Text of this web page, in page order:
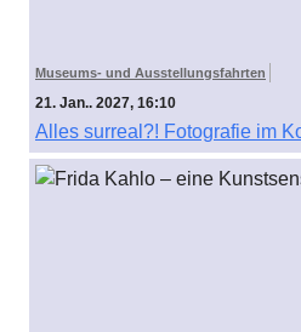
Museums- und Ausstellungsfahrten
21. Jan.. 2027, 16:10
Alles surreal?! Fotografie im